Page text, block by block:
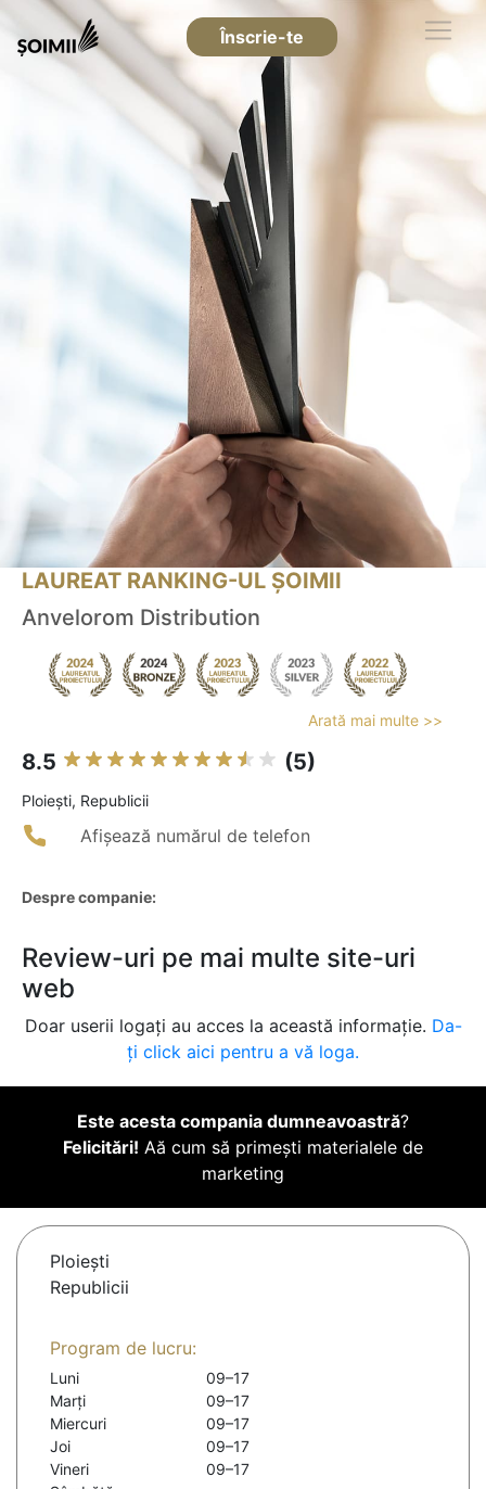
Înscrie-te
LAUREAT RANKING-UL ȘOIMII
Anvelorom Distribution
Arată mai multe >>
8.5 (5)
Ploieşti, Republicii
Afișează numărul de telefon
Despre companie:
Review-uri pe mai multe site-uri
web
Doar userii logați au acces la această informație. Da-
ți click aici pentru a vă loga.
Este acesta compania dumneavoastră?
Felicitări! Aă cum să primești materialele de
marketing
Ploieşti
Republicii
Program de lucru:
Luni
09–17
Marți
09–17
Miercuri
09–17
Joi
09–17
Vineri
09–17